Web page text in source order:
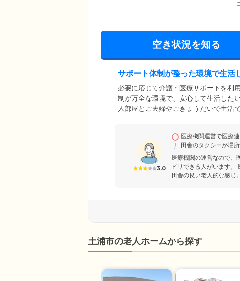
空き状況を知る
サポート体制が整った環境で生活
必要に応じて介護・医療サポートを利
制が万全な環境で、安心して生活した
人部屋とご夫婦やごきょうだいで生活
さい。当ホームでは、歩く・立つなど
くご入居いただけます。
3.0
医療機関運営で医療
田舎のタクシーが場
医療機関の運営なので、
ビリできる人がいます。
田舎の良い老人的な感じ。
土浦市の老人ホームから探す